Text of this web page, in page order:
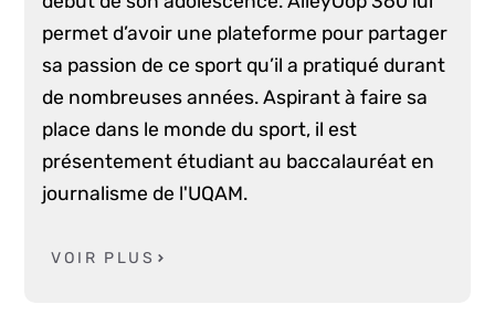
permet d’avoir une plateforme pour partager
sa passion de ce sport qu’il a pratiqué durant
de nombreuses années. Aspirant à faire sa
place dans le monde du sport, il est
présentement étudiant au baccalauréat en
journalisme de l'UQAM.
VOIR PLUS